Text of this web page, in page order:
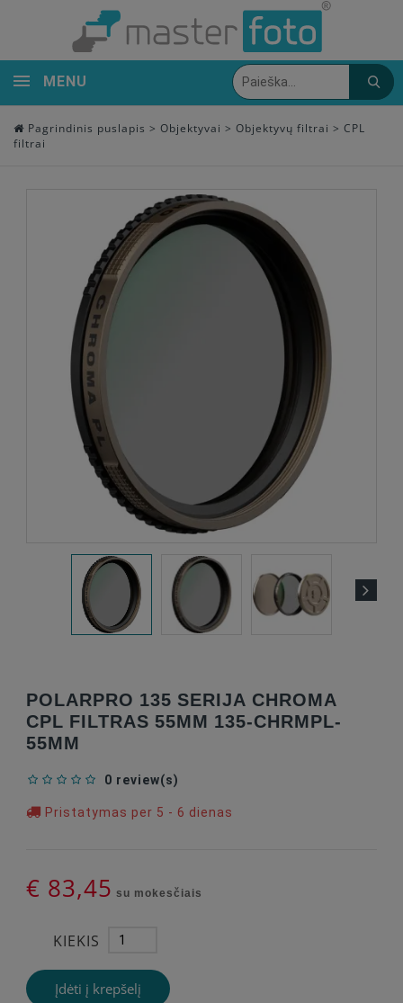
MENU
Pagrindinis puslapis > Objektyvai > Objektyvų filtrai > CPL
filtrai
POLARPRO 135 SERIJA CHROMA
CPL FILTRAS 55MM 135-CHRMPL-
55MM
0 review(s)
Pristatymas per 5 - 6 dienas
€ 83,45 su mokesčiais
KIEKIS
Įdėti į krepšelį